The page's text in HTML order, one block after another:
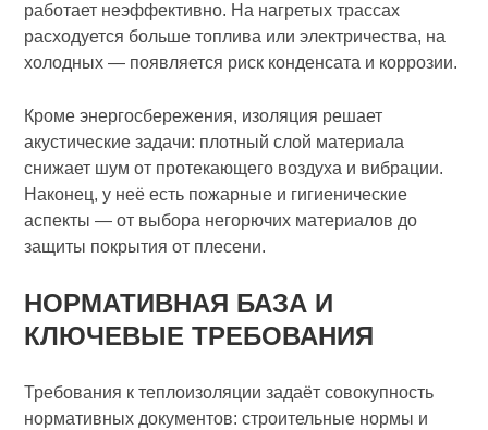
работает неэффективно. На нагретых трассах
расходуется больше топлива или электричества, на
холодных — появляется риск конденсата и коррозии.
Кроме энергосбережения, изоляция решает
акустические задачи: плотный слой материала
снижает шум от протекающего воздуха и вибрации.
Наконец, у неё есть пожарные и гигиенические
аспекты — от выбора негорючих материалов до
защиты покрытия от плесени.
НОРМАТИВНАЯ БАЗА И
КЛЮЧЕВЫЕ ТРЕБОВАНИЯ
Требования к теплоизоляции задаёт совокупность
нормативных документов: строительные нормы и